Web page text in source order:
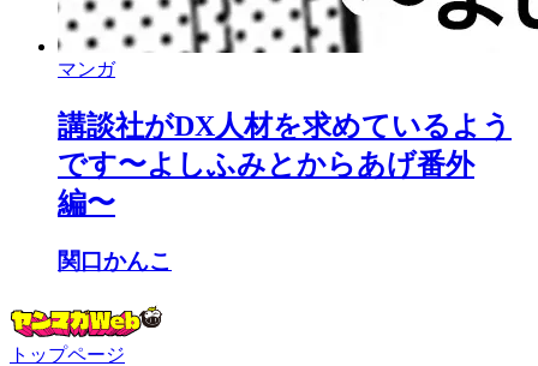
マンガ
講談社がDX人材を求めているよう
です〜よしふみとからあげ番外
編〜
関口かんこ
トップページ